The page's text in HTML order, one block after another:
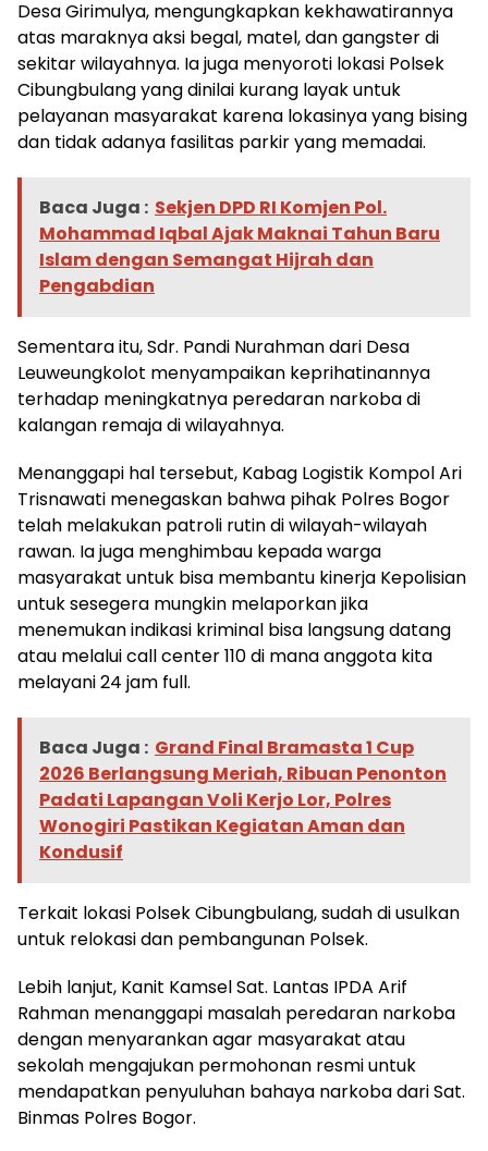
Desa Girimulya, mengungkapkan kekhawatirannya
atas maraknya aksi begal, matel, dan gangster di
sekitar wilayahnya. Ia juga menyoroti lokasi Polsek
Cibungbulang yang dinilai kurang layak untuk
pelayanan masyarakat karena lokasinya yang bising
dan tidak adanya fasilitas parkir yang memadai.
Baca Juga : Sekjen DPD RI Komjen Pol.
Mohammad Iqbal Ajak Maknai Tahun Baru
Islam dengan Semangat Hijrah dan
Pengabdian
Sementara itu, Sdr. Pandi Nurahman dari Desa
Leuweungkolot menyampaikan keprihatinannya
terhadap meningkatnya peredaran narkoba di
kalangan remaja di wilayahnya.
Menanggapi hal tersebut, Kabag Logistik Kompol Ari
Trisnawati menegaskan bahwa pihak Polres Bogor
telah melakukan patroli rutin di wilayah-wilayah
rawan. Ia juga menghimbau kepada warga
masyarakat untuk bisa membantu kinerja Kepolisian
untuk sesegera mungkin melaporkan jika
menemukan indikasi kriminal bisa langsung datang
atau melalui call center 110 di mana anggota kita
melayani 24 jam full.
Baca Juga : Grand Final Bramasta 1 Cup
2026 Berlangsung Meriah, Ribuan Penonton
Padati Lapangan Voli Kerjo Lor, Polres
Wonogiri Pastikan Kegiatan Aman dan
Kondusif
Terkait lokasi Polsek Cibungbulang, sudah di usulkan
untuk relokasi dan pembangunan Polsek.
Lebih lanjut, Kanit Kamsel Sat. Lantas IPDA Arif
Rahman menanggapi masalah peredaran narkoba
dengan menyarankan agar masyarakat atau
sekolah mengajukan permohonan resmi untuk
mendapatkan penyuluhan bahaya narkoba dari Sat.
Binmas Polres Bogor.